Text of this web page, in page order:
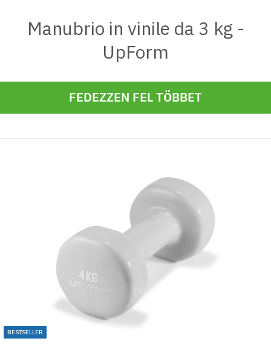
Manubrio in vinile da 3 kg -
UpForm
FEDEZZEN FEL TÖBBET
BESTSELLER